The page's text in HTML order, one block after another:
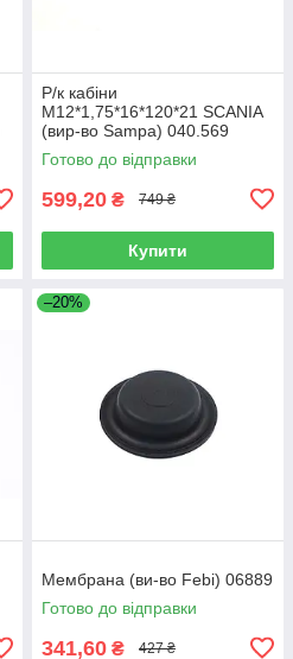
Р/к кабіни
M12*1,75*16*120*21 SCANIA
(вир-во Sampa) 040.569
Готово до відправки
599,20 ₴ 749 ₴
Купити
–20%
Мембрана (ви-во Febi) 06889
Готово до відправки
341,60 ₴ 427 ₴